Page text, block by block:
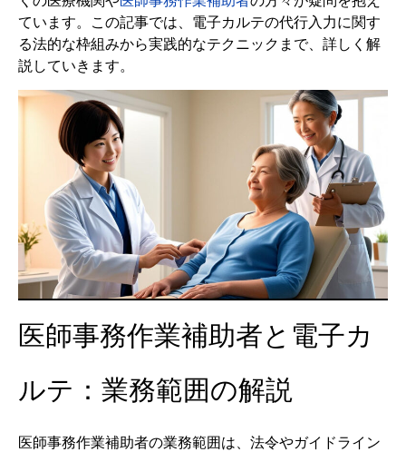
ています。この記事では、電子カルテの代行入力に関す
る法的な枠組みから実践的なテクニックまで、詳しく解
説していきます。
医師事務作業補助者と電子カ
ルテ：業務範囲の解説
医師事務作業補助者の業務範囲は、法令やガイドライン